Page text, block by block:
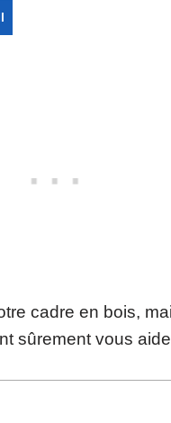
cadre en bois,
sûrement vous